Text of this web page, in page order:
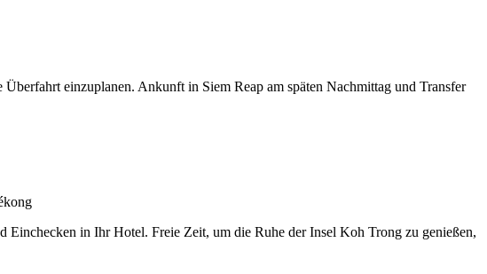
einzuplanen. Ankunft in Siem Reap am späten Nachmittag und Transfer
in Ihr Hotel. Freie Zeit, um die Ruhe der Insel Koh Trong zu genießen,